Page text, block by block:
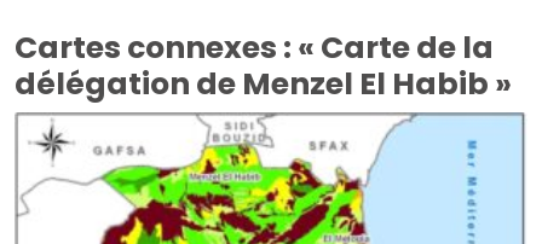
Cartes connexes : « Carte de la
délégation de Menzel El Habib »